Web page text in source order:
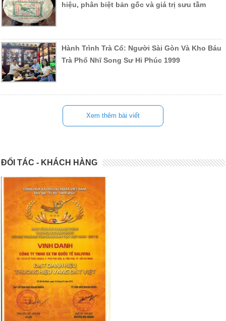
hiệu, phân biệt bản gốc và giá trị sưu tầm
Hành Trình Trà Cổ: Người Sài Gòn Và Kho Báu
Trà Phổ Nhĩ Song Sư Hỉ Phúc 1999
Xem thêm bài viết
ĐỐI TÁC - KHÁCH HÀNG